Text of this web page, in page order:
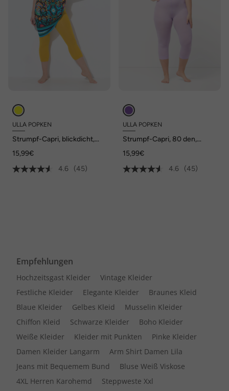
ULLA POPKEN
Strumpf-Capri, blickdicht,
den
15,99€
4.6
(45)
ULLA POPKEN
Strumpf-Capri, 80 den,
15,99€
4.6
(45)
Empfehlungen
Hochzeitsgast Kleider
Vintage Kleider
Festliche Kleider
Elegante Kleider
Braunes Kleid
Blaue Kleider
Gelbes Kleid
Musselin Kleider
Chiffon Kleid
Schwarze Kleider
Boho Kleider
Weiße Kleider
Kleider mit Punkten
Pinke Kleider
Damen Kleider Langarm
Arm Shirt Damen Lila
Jeans mit Bequemem Bund
Bluse Weiß Viskose
4XL Herren Karohemd
Steppweste Xxl